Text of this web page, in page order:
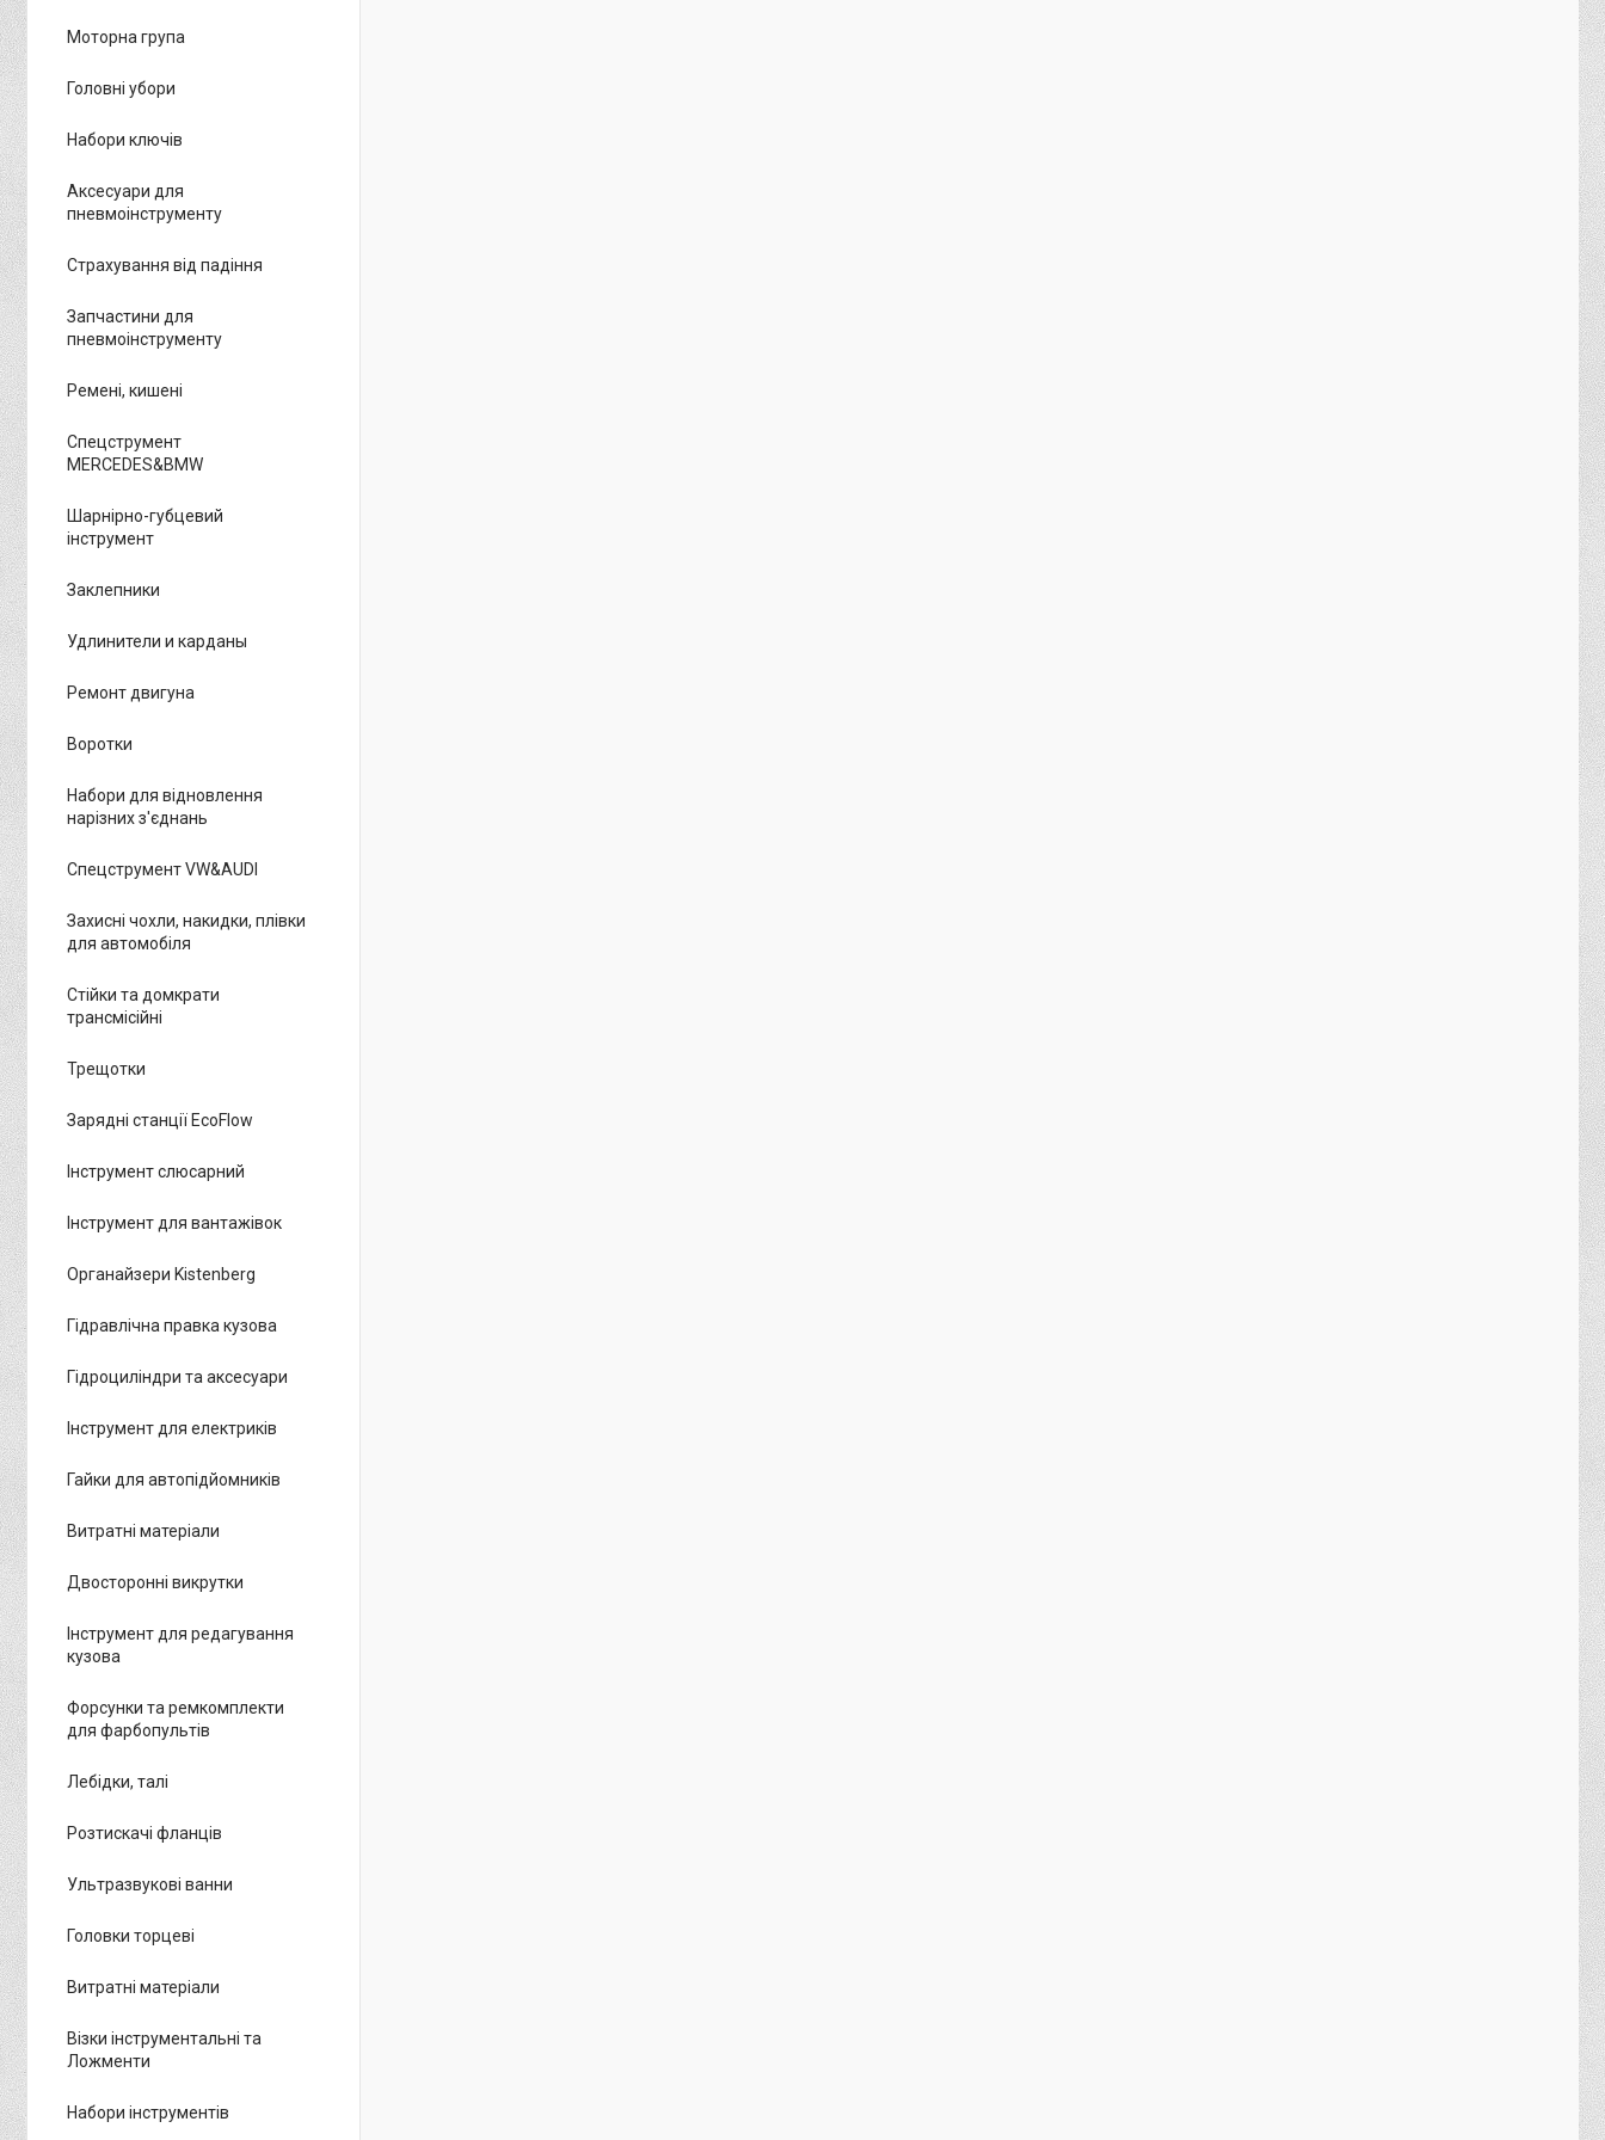
Моторна група
Головні убори
Набори ключів
Аксесуари для
пневмоінструменту
Страхування від падіння
Запчастини для
пневмоінструменту
Ремені, кишені
Спецструмент
MERCEDES&BMW
Шарнірно-губцевий
інструмент
Заклепники
Удлинители и карданы
Ремонт двигуна
Воротки
Набори для відновлення
нарізних з'єднань
Спецструмент VW&AUDI
Захисні чохли, накидки, плівки
для автомобіля
Стійки та домкрати
трансмісійні
Трещотки
Зарядні станції EcoFlow
Інструмент слюсарний
Інструмент для вантажівок
Органайзери Kistenberg
Гідравлічна правка кузова
Гідроциліндри та аксесуари
Інструмент для електриків
Гайки для автопідйомників
Витратні матеріали
Двосторонні викрутки
Інструмент для редагування
кузова
Форсунки та ремкомплекти
для фарбопультів
Лебідки, талі
Розтискачі фланців
Ультразвукові ванни
Головки торцеві
Витратні матеріали
Візки інструментальні та
Ложменти
Набори інструментів